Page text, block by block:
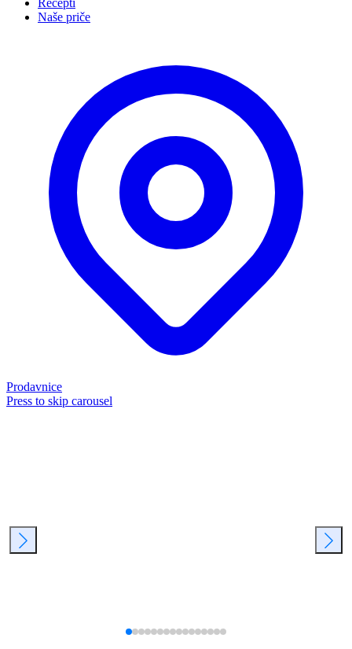
Recepti
Naše priče
Prodavnice
Press to skip carousel